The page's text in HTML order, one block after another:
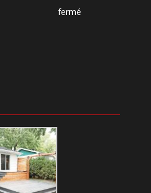
fermé